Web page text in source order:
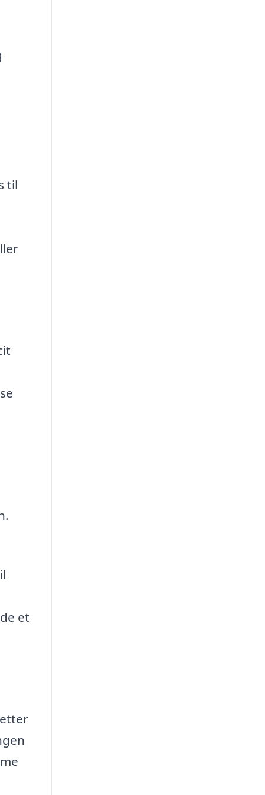
til
et